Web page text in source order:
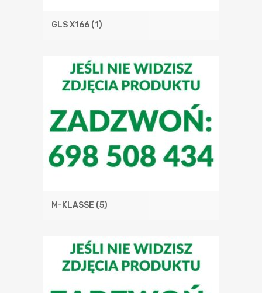
GLS X166 (1)
M-KLASSE (5)